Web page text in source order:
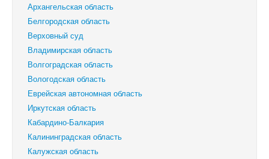
Архангельская область
Белгородская область
Верховный суд
Владимирская область
Волгоградская область
Вологодская область
Еврейская автономная область
Иркутская область
Кабардино-Балкария
Калининградская область
Калужская область